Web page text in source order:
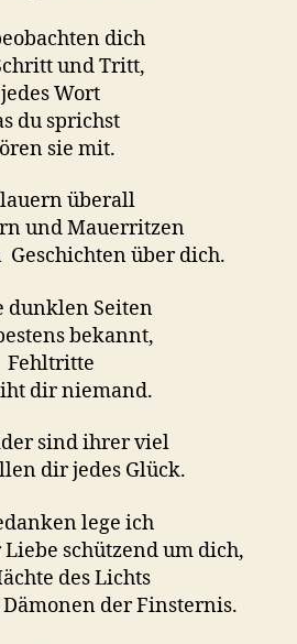
dich
und Tritt,
jedes Wort
du sprichst
sie mit.
lauern überall
und Mauerritzen
über dich.
dunklen Seiten
bekannt,
Fehltritte
dir niemand.
sind ihrer viel
dir jedes Glück.
lege ich
schützend um dich,
des Lichts
der Finsternis.